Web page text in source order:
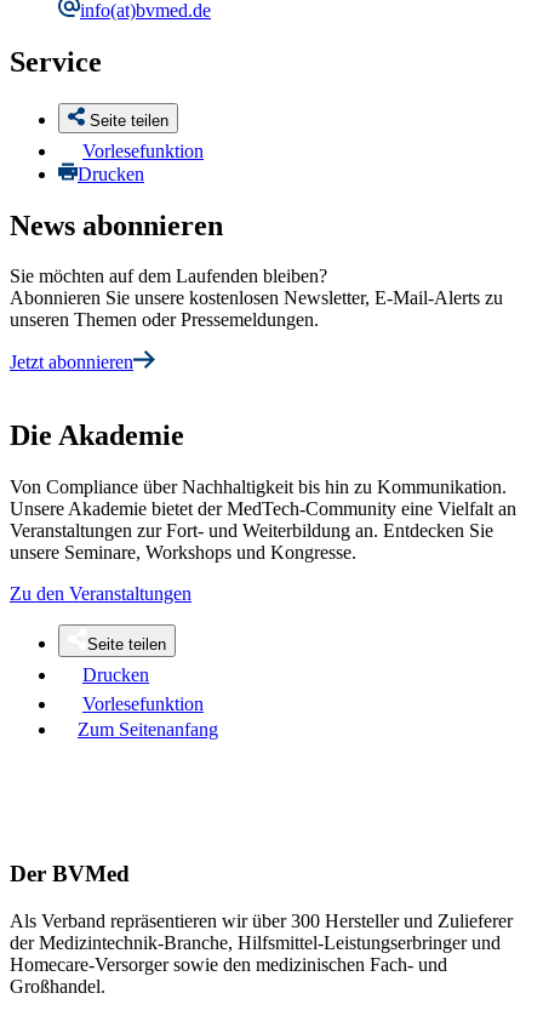
info(at)bvmed.de
Service
Seite teilen
Vorlesefunktion
Drucken
News abonnieren
Sie möchten auf dem Laufenden bleiben?
Abonnieren Sie unsere kostenlosen Newsletter, E-Mail-Alerts zu
unseren Themen oder Pressemeldungen.
Jetzt abonnieren
Die Akademie
Von Compliance über Nachhaltigkeit bis hin zu Kommunikation.
Unsere Akademie bietet der MedTech-Community eine Vielfalt an
Veranstaltungen zur Fort- und Weiterbildung an. Entdecken Sie
unsere Seminare, Workshops und Kongresse.
Zu den Veranstaltungen
Seite teilen
Drucken
Vorlesefunktion
Zum Seitenanfang
Der BVMed
Als Verband repräsentieren wir über 300 Hersteller und Zulieferer
der Medizintechnik-Branche, Hilfsmittel-Leistungserbringer und
Homecare-Versorger sowie den medizinischen Fach- und
Großhandel.